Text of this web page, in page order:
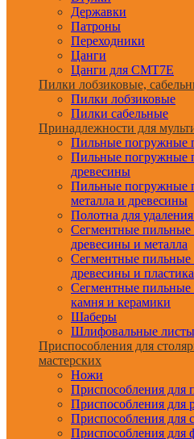
Державки
Патроны
Переходники
Цанги
Цанги для CMT7E
Пилки лобзиковые,
Пилки лобзиковые
Пилки сабельные
Принадлежности для
Пильные погружные
Пильные погружные
древесины
Пильные погружные
металла и древесины
Полотна для удаления
Сегментные пильные
древесины и металла
Сегментные пильные
древесины и пластика
Сегментные пильные
камня и керамики
Шаберы
Шлифовальные листы
Приспособления для
мастерских
Ножи
Приспособления для
Приспособления для
Приспособления для
Приспособления для